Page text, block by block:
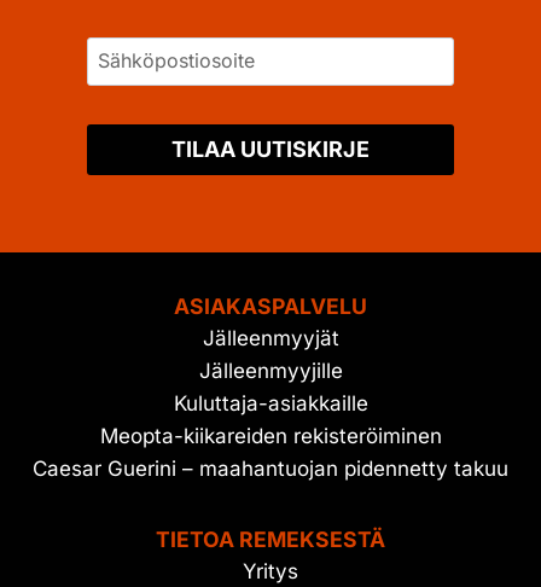
TILAA UUTISKIRJE
ASIAKASPALVELU
Jälleenmyyjät
Jälleenmyyjille
Kuluttaja-asiakkaille
Meopta-kiikareiden rekisteröiminen
Caesar Guerini – maahantuojan pidennetty takuu
TIETOA REMEKSESTÄ
Yritys